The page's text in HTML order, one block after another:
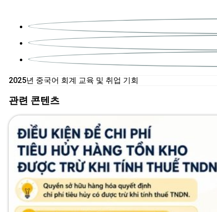
2025년 중국어 회계 교육 및 취업 기회
관련 콘텐츠